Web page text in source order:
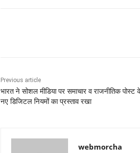
Previous article
भारत ने सोशल मीडिया पर समाचार व राजनीतिक पोस्ट
नए डिजिटल नियमों का प्रस्ताव रखा
webmorcha